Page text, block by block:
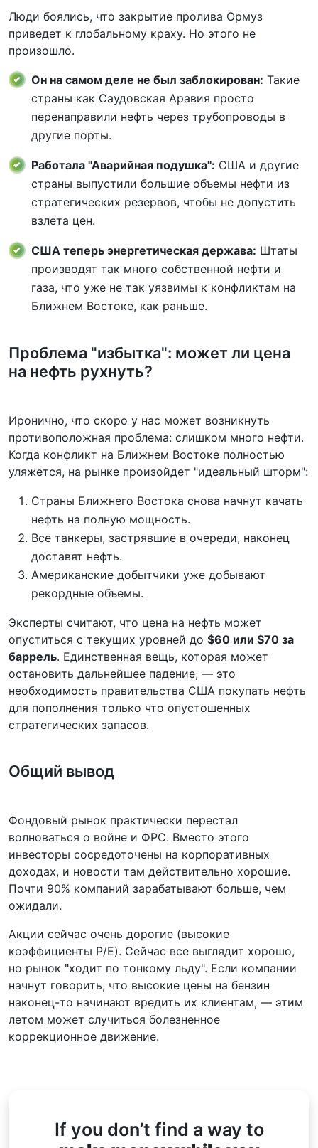
Люди боялись, что закрытие пролива Ормуз
приведет к глобальному краху. Но этого не
произошло.
Он на самом деле не был заблокирован: Такие
страны как Саудовская Аравия просто
перенаправили нефть через трубопроводы в
другие порты.
Работала "Аварийная подушка": США и другие
страны выпустили большие объемы нефти из
стратегических резервов, чтобы не допустить
взлета цен.
США теперь энергетическая держава: Штаты
производят так много собственной нефти и
газа, что уже не так уязвимы к конфликтам на
Ближнем Востоке, как раньше.
Проблема "избытка": может ли цена
на нефть рухнуть?
Иронично, что скоро у нас может возникнуть
противоположная проблема: слишком много нефти.
Когда конфликт на Ближнем Востоке полностью
уляжется, на рынке произойдет "идеальный шторм":
Страны Ближнего Востока снова начнут качать
нефть на полную мощность.
Все танкеры, застрявшие в очереди, наконец
доставят нефть.
Американские добытчики уже добывают
рекордные объемы.
Эксперты считают, что цена на нефть может
опуститься с текущих уровней до $60 или $70 за
баррель. Единственная вещь, которая может
остановить дальнейшее падение, — это
необходимость правительства США покупать нефть
для пополнения только что опустошенных
стратегических запасов.
Общий вывод
Фондовый рынок практически перестал
волноваться о войне и ФРС. Вместо этого
инвесторы сосредоточены на корпоративных
доходах, и новости там действительно хорошие.
Почти 90% компаний зарабатывают больше, чем
ожидали.
Акции сейчас очень дорогие (высокие
коэффициенты P/E). Сейчас все выглядит хорошо,
но рынок "ходит по тонкому льду". Если компании
начнут говорить, что высокие цены на бензин
наконец-то начинают вредить их клиентам, — этим
летом может случиться болезненное
коррекционное движение.
If you don’t find a way to